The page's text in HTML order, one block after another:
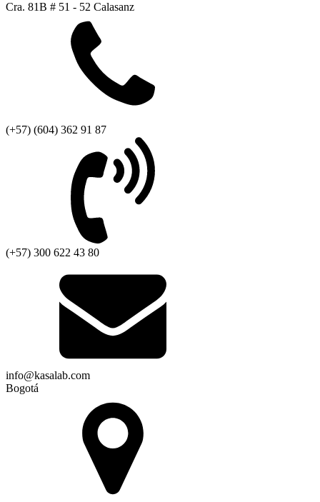
Cra. 81B # 51 - 52 Calasanz
(+57) (604) 362 91 87
(+57) 300 622 43 80
info@kasalab.com
Bogotá